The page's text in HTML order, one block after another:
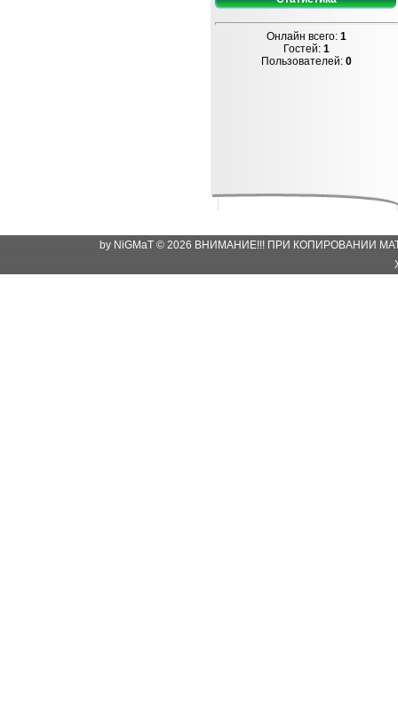
Онлайн всего: 1
Гостей: 1
Пользователей: 0
by NiGMaT © 2026 ВНИМАНИЕ!!! ПРИ КОПИРОВАНИИ